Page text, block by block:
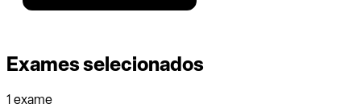
Exames selecionados
1 exame